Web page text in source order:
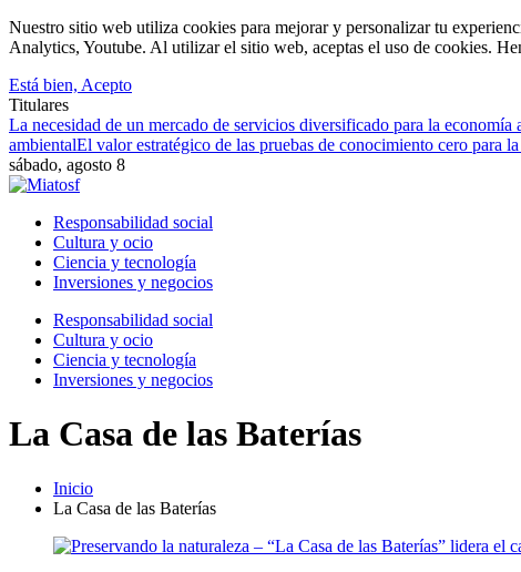
Nuestro sitio web utiliza cookies para mejorar y personalizar tu
Analytics, Youtube. Al utilizar el sitio web, aceptas el uso de cookies.
Está bien, Acepto
Titulares
La necesidad de un mercado de servicios diversificado para la economía
ambientalEl valor estratégico de las pruebas de conocimiento cero para
sábado, agosto 8
Responsabilidad social
Cultura y ocio
Ciencia y tecnología
Inversiones y negocios
Responsabilidad social
Cultura y ocio
Ciencia y tecnología
Inversiones y negocios
La Casa de las Baterías
Inicio
La Casa de las Baterías